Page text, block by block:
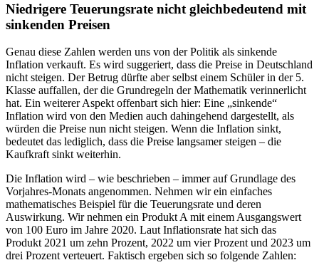
Niedrigere Teuerungsrate nicht gleichbedeutend mit
sinkenden Preisen
Genau diese Zahlen werden uns von der Politik als sinkende
Inflation verkauft. Es wird suggeriert, dass die Preise in Deutschland
nicht steigen. Der Betrug dürfte aber selbst einem Schüler in der 5.
Klasse auffallen, der die Grundregeln der Mathematik verinnerlicht
hat. Ein weiterer Aspekt offenbart sich hier: Eine „sinkende“
Inflation wird von den Medien auch dahingehend dargestellt, als
würden die Preise nun nicht steigen. Wenn die Inflation sinkt,
bedeutet das lediglich, dass die Preise langsamer steigen – die
Kaufkraft sinkt weiterhin.
Die Inflation wird – wie beschrieben – immer auf Grundlage des
Vorjahres-Monats angenommen. Nehmen wir ein einfaches
mathematisches Beispiel für die Teuerungsrate und deren
Auswirkung. Wir nehmen ein Produkt A mit einem Ausgangswert
von 100 Euro im Jahre 2020. Laut Inflationsrate hat sich das
Produkt 2021 um zehn Prozent, 2022 um vier Prozent und 2023 um
drei Prozent verteuert. Faktisch ergeben sich so folgende Zahlen: